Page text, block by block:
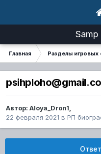
Главная Разделы игровых
Автор: Aloya_Dron1,
22 февраля 2021 в РП